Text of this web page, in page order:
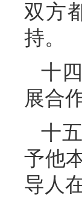
双方
持。
十
展合
十
予他
导人